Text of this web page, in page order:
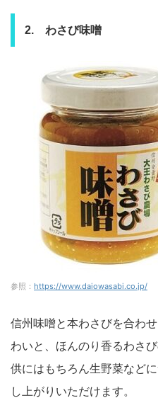
2. わさび味噌
参照： https://www.daiowasabi.co.jp/
信州味噌と本わさびを合わ
わいと、ほんのり香るわさ
供にはもちろん生野菜など
し上がりいただけます。